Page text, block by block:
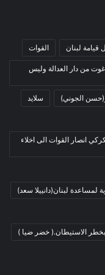
(79)
قيامة لبنان القوات
من دار العدالة وليس
الجوني) سلايد
انصار القوات الى اخلاء
لبنان(دانييلا سعد)
الاستيطان.( خضر ضيا )